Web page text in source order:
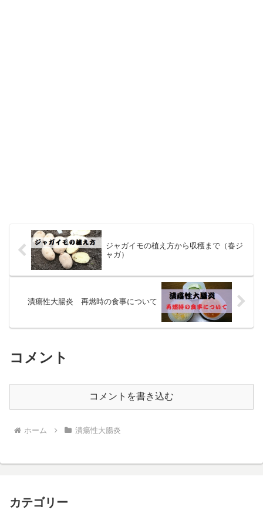
ジャガイモの植え方から収穫まで（春ジ
ャガ）
潰瘍性大腸炎 再燃時の食事について
コメント
コメントを書き込む
ホーム 潰瘍性大腸炎
カテゴリー